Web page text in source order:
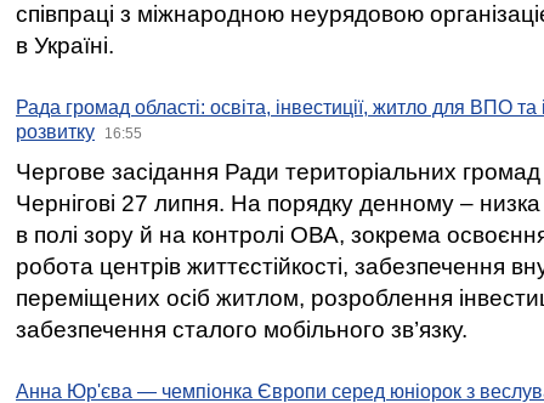
співпраці з міжнародною неурядовою
в Україні.
Рада громад області: освіта, інвестиції, житло для ВПО
розвитку
16:55
Чергове засідання Ради територіальних громад
Чернігові 27 липня. На порядку денному –
в полі зору й на контролі ОВА, зокрема освоєння
робота центрів життєстійкості, забезпечення
переміщених осіб житлом, розроблення
забезпечення сталого мобільного зв’язку.
Анна Юр'єва — чемпіонка Європи серед юніорок з